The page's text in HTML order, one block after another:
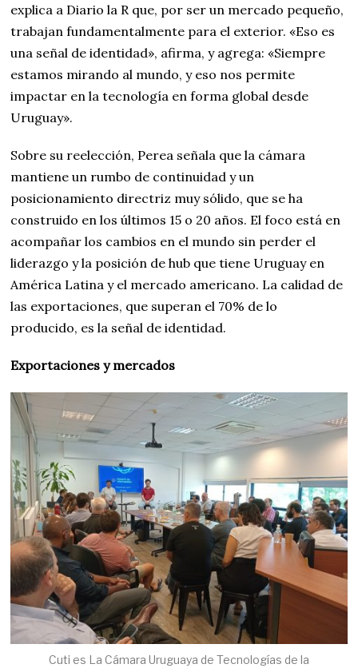
explica a Diario la R que, por ser un mercado pequeño,
trabajan fundamentalmente para el exterior. «Eso es
una señal de identidad», afirma, y agrega: «Siempre
estamos mirando al mundo, y eso nos permite
impactar en la tecnología en forma global desde
Uruguay».
Sobre su reelección, Perea señala que la cámara
mantiene un rumbo de continuidad y un
posicionamiento directriz muy sólido, que se ha
construido en los últimos 15 o 20 años. El foco está en
acompañar los cambios en el mundo sin perder el
liderazgo y la posición de hub que tiene Uruguay en
América Latina y el mercado americano. La calidad de
las exportaciones, que superan el 70% de lo
producido, es la señal de identidad.
Exportaciones y mercados
Cuti es La Cámara Uruguaya de Tecnologías de la